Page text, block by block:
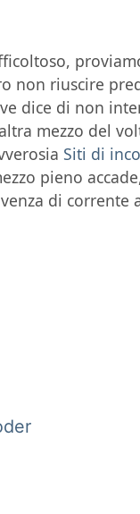
non riuscire
dice di non
mezzo del
Siti di
pieno
di